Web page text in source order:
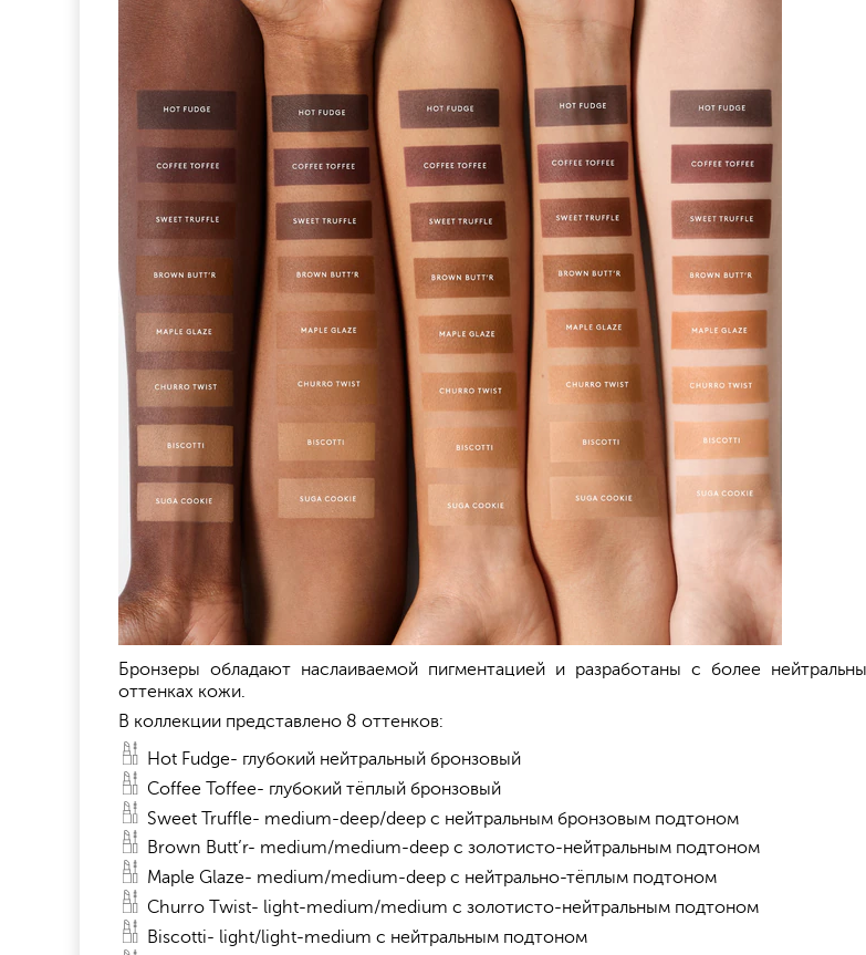
Бронзеры обладают наслаиваемой пигментацией и разработаны с более
оттенках кожи.
В коллекции представлено 8 оттенков:
Hot Fudge- глубокий нейтральный бронзовый
Coffee Toffee- глубокий тёплый бронзовый
Sweet Truffle- medium-deep/deep с нейтральным бронзовым подтоном
Brown Butt’r- medium/medium-deep с золотисто-нейтральным подтоном
Maple Glaze- medium/medium-deep с нейтрально-тёплым подтоном
Churro Twist- light-medium/medium с золотисто-нейтральным подтоном
Biscotti- light/light-medium с нейтральным подтоном